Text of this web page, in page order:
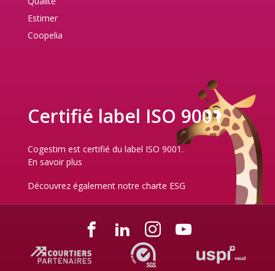
Estimer
Coopelia
Certifié label ISO 9001
Cogestim est certifié du label ISO 9001.
En savoir plus
Découvrez également notre charte ESG